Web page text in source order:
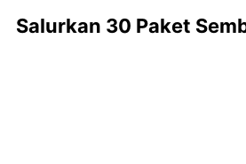
Salurkan 30 Paket